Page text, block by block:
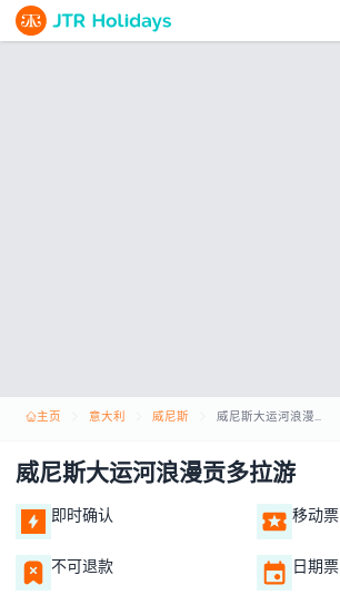
主页 意大利 威尼斯 威尼斯大运河浪漫贡多拉游
威尼斯大运河浪漫贡多拉游
即时确认 移动票
不可退款 日期票